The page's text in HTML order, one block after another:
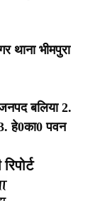
थाना भीमपुरा
बलिया 2.
हे0का0 पवन